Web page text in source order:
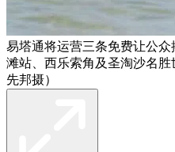
易塔通将运营三条免费让公
滩站、西乐索角及圣淘沙名
先邦摄）